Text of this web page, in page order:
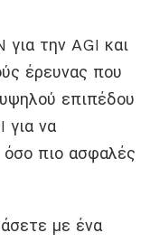
για την AGI και
έρευνας που
επιπέδου
για να
πιο ασφαλές
με ένα